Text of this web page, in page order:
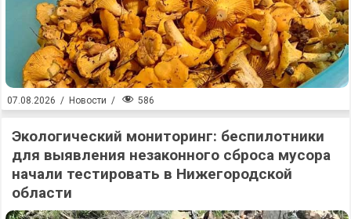
07.08.2026 / Новости / 586
Экологический мониторинг: беспилотники
для выявления незаконного сброса мусора
начали тестировать в Нижегородской
области